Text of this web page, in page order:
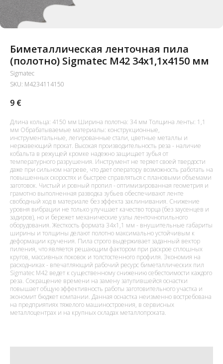
Биметаллическая ленточная пила
(полотно) Sigmatec M42 34x1,1x4150 мм
Sigmatec
SKU: M4234114150
9 €
Длина кольца: 4150 мм Ширина полотна: 34 мм Толщина ленты: 1,1
мм Обрабатываемые материалы: конструкционные,
инструментальные, легированные стали, цветные металлы и
нержавеющий прокат. Высокая производительность реза - наличие
кобальта в режущей кромке надежно защищает зубья от
температурного разрушения. Инструмент не теряет своей твердости
даже при сильном нагреве, что дает оператору возможность работать на
повышенных скоростях и быстрее справляться с плановыми объемами
заготовок. Чистый и ровный пропил - оптимизированная геометрия и
грамотно выполненная разводка зубьев обеспечивают ленте
свободный ход в материале без эффекта заклинивания. Снижение
уровня вибрации не только улучшает качество торца (без заусенцев и
задиров), но и бережет механические узлы ленточнопильного
оборудования. Жесткость формата 34х1,1 мм - внушительные габариты
ширины и толщины делают полотно максимально устойчивым к
деформации кручения. Пила строго выдерживает заданный вектор
пиления, что является решающим фактором при раскрое сплошных
кругов, массивных поковок и толстостенного профиля. Экономия на
расходниках - впечатляющий рабочий ресурс биметаллических пил
Sigmatec M42 ведет к существенному снижению себестоимости каждого
реза. Сокращение времени на замену затупившейся оснастки
повышает общую эффективность работы заготовительного участка и
экономит бюджет компании. Данная оснастка неизменно востребована
на предприятиях тяжелого машиностроения, в сервисных
металлоцентрах и на крупных складах металлопроката.